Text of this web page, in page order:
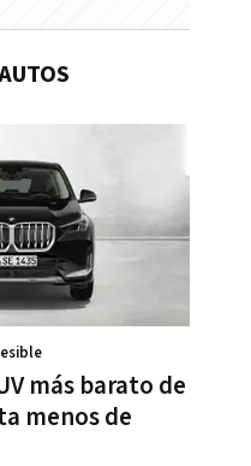
más barato de
menos de